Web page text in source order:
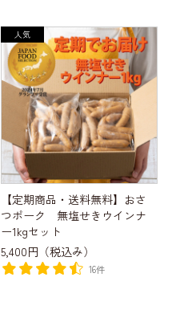
【定期商品・送料無料】おさ
つポーク 無塩せきウインナ
ー1kgセット
5,400円 （税込み）
16件